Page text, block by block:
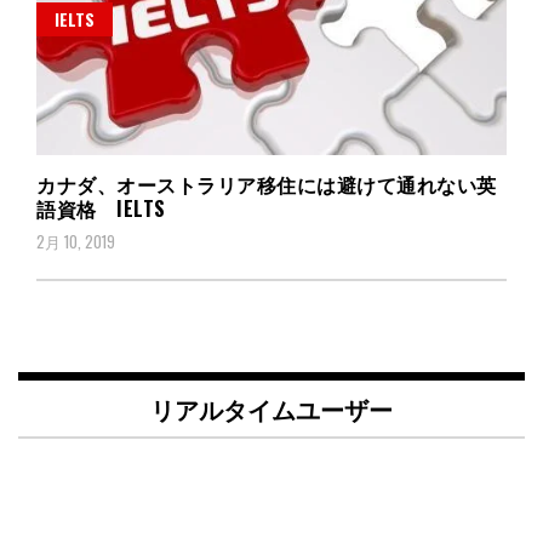
IELTS
カナダ、オーストラリア移住には避けて通れない英
語資格 IELTS
2月 10, 2019
リアルタイムユーザー